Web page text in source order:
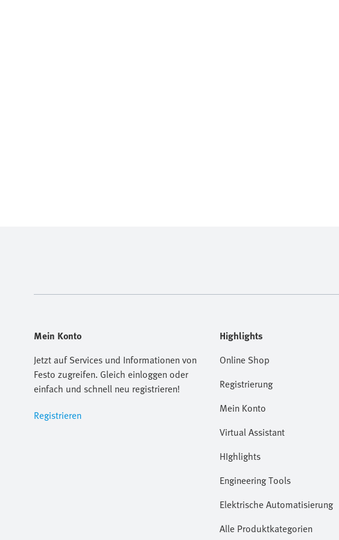
Mein Konto
Jetzt auf Services und Informationen von
Festo zugreifen. Gleich einloggen oder
einfach und schnell neu registrieren!
Registrieren
Highlights
Online Shop
Registrierung
Mein Konto
Virtual Assistant
HIghlights
Engineering Tools
Elektrische Automatisierung
Alle Produktkategorien